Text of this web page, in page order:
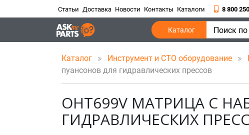
Статьи Доставка Новости Контакты Каталоги 8 800
Каталог Поиск по
Каталог Инструмент и СТО оборудование
пуансонов для гидравлических прессов
OHT699V МАТРИЦА С
ГИДРАВЛИЧЕСКИХ